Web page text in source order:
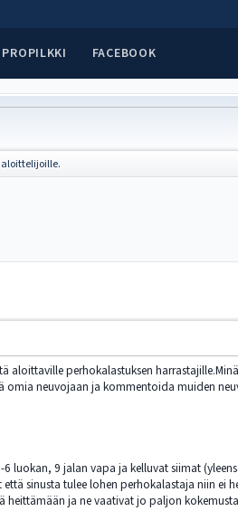
PROPILKKI FACEBOOK
aloittaville perhokalastuksen
omia neuvojaan ja kommentoida muiden
6 luokan, 9 jalan vapa ja kelluvat siimat
sinusta tulee lohen perhokalastaja niin ei
ja ne vaativat jo paljon